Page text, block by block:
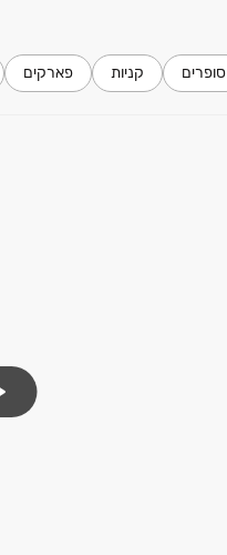
סופרים קניות פארקים